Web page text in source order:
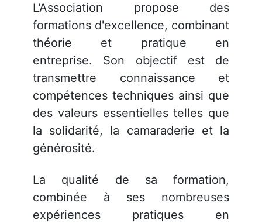
L'Association propose des
formations d'excellence, combinant
théorie et pratique en
entreprise. Son objectif est de
transmettre connaissance et
compétences techniques ainsi que
des valeurs essentielles telles que
la solidarité, la camaraderie et la
générosité.
La qualité de sa formation,
combinée à ses nombreuses
expériences pratiques en